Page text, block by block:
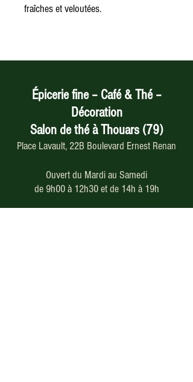
fraîches et veloutées.
Épicerie fine – Café & Thé –
Décoration
Salon de thé à Thouars (79)
Place Lavault, 22B Boulevard Ernest Renan
Ouvert du Mardi au Samedi
de 9h00 à 12h30 et de 14h à 19h